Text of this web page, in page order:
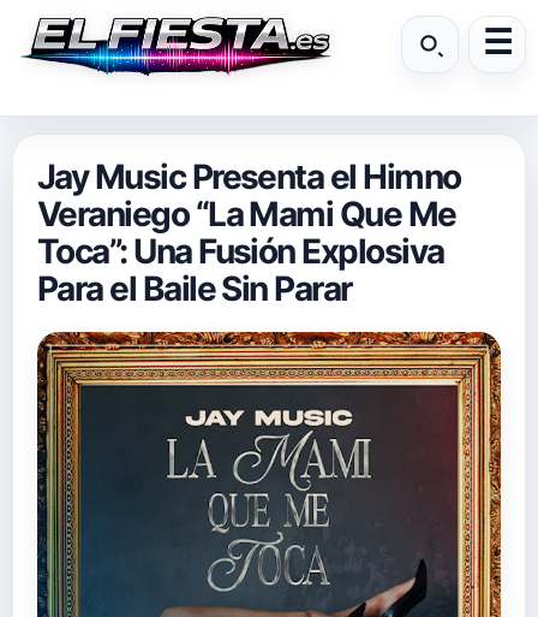
Jay Music Presenta el Himno
Veraniego “La Mami Que Me
Toca”: Una Fusión Explosiva
Para el Baile Sin Parar